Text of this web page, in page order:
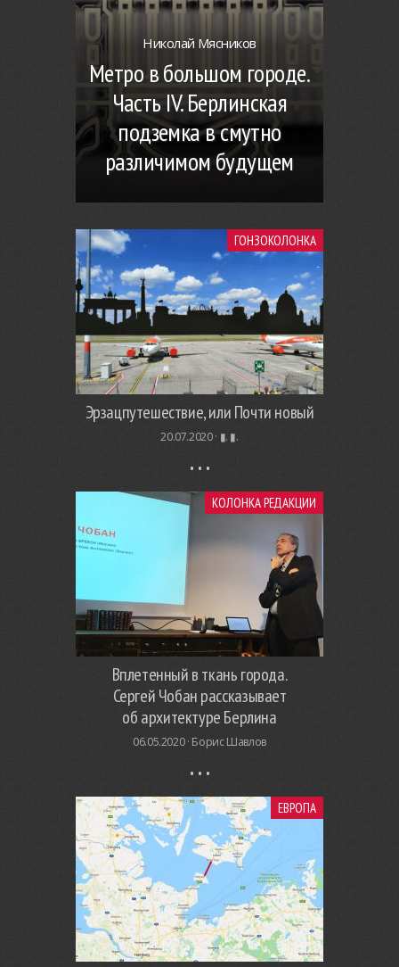
Николай Мясников
Метро в большом городе.
Часть IV. Берлинская
подземка в смутно
различимом будущем
ГОНЗОКОЛОНКА
Эрзацпутешествие, или Почти новый
20.07.2020 · ▮. ▮.
КОЛОНКА РЕДАКЦИИ
Вплетенный в ткань города.
Сергей Чобан рассказывает
об архитектуре Берлина
06.05.2020 · Борис Шавлов
ЕВРОПА